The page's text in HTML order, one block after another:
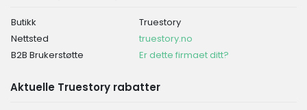
Butikk
Truestory
Nettsted
truestory.no
B2B Brukerstøtte
Er dette firmaet ditt?
Aktuelle Truestory rabatter